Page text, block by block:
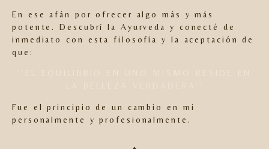
En ese afán por ofrecer algo más y más
potente. Descubrí la Ayurveda y conecté de
inmediato con esta filosofía y la aceptación de
que:
Fue el principio de un cambio en mi
personalmente y profesionalmente.